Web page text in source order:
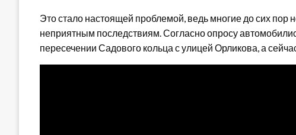
Это стало настоящей проблемой, ведь многие до сих пор
неприятным последствиям. Согласно опросу
пересечении Садового кольца с улицей Орликова, а